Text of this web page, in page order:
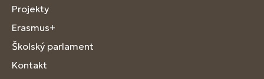
Projekty
Erasmus+
Školský parlament
Kontakt